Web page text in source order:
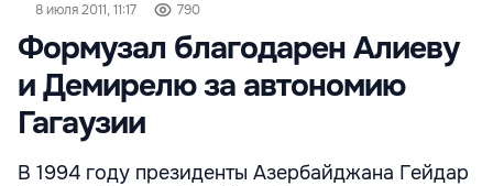
8 июля 2011, 11:17 790
Формузал благодарен Алиеву
и Демирелю за автономию
Гагаузии
В 1994 году президенты Азербайджана Гейдар